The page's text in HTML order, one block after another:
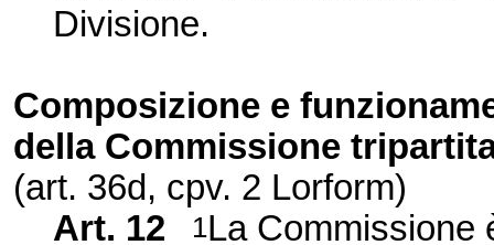
Divisione.
Composizione e
della Commissione
(art. 36d, cpv. 2 Lorform)
Art. 12
1La Commissione